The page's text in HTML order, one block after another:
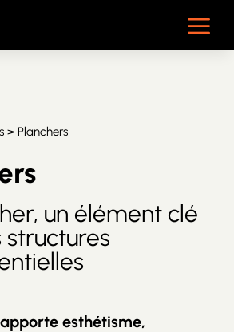
a
> Planchers
un élément clé
structures
esthétisme,